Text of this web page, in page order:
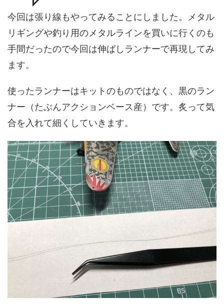
今回は張り線もやってみることにしました。メタル
リギングや釣り用のメタルラインを買いに行くのも
手間だったので今回は伸ばしランナーで再現してみ
ます。
使ったランナーはキットのものではなく、黒のラン
ナー（たぶんアクションベース産）です。炙って気
合を入れて細くしていきます。